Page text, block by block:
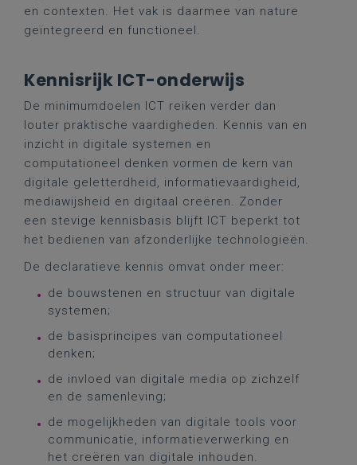
en contexten. Het vak is daarmee van nature
geïntegreerd en functioneel.
Kennisrijk ICT-onderwijs
De minimumdoelen ICT reiken verder dan
louter praktische vaardigheden. Kennis van en
inzicht in digitale systemen en
computationeel denken vormen de kern van
digitale geletterdheid, informatievaardigheid,
mediawijsheid en digitaal creëren. Zonder
een stevige kennisbasis blijft ICT beperkt tot
het bedienen van afzonderlijke technologieën.
De declaratieve kennis omvat onder meer:
de bouwstenen en structuur van digitale
systemen;
de basisprincipes van computationeel
denken;
de invloed van digitale media op zichzelf
en de samenleving;
de mogelijkheden van digitale tools voor
communicatie, informatieverwerking en
het creëren van digitale inhouden.